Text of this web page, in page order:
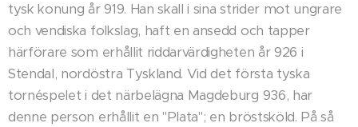
tysk konung år 919. Han skall i sina strider mot ungrare
och vendiska folkslag, haft en ansedd och tapper
härförare som erhållit riddarvärdigheten år 926 i
Stendal, nordöstra Tyskland. Vid det första tyska
tornéspelet i det närbelägna Magdeburg 936, har
denne person erhållit en "Plata"; en bröstsköld. På så